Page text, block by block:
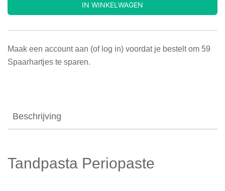
IN WINKELWAGEN
Maak een account aan (of log in) voordat je bestelt om 59
Spaarhartjes te sparen.
Beschrijving
Tandpasta Periopaste